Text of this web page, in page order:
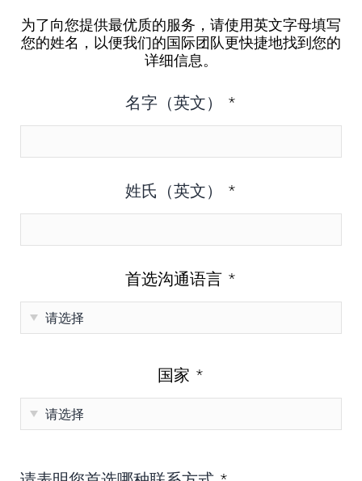
为了向您提供最优质的服务，请使用英文字母填写
您的姓名，以便我们的国际团队更快捷地找到您的
详细信息。
名字（英文） *
姓氏（英文） *
首选沟通语言 *
国家 *